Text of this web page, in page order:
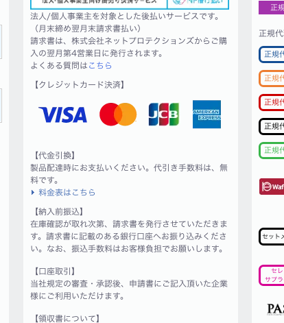
法人/個人事業主を対象とした後払いサービスです。
（月末締め翌月末請求書払い）
請求書は、株式会社ネットプロテクションズからご購
入の翌月第4営業日に発行されます。
よくある質問は こちら
【クレジットカード決済】
【代金引換】
製品配達時にお支払いください。代引き手数料は、無
料です。
料金表はこちら
【納入前振込】
在庫確認が取れ次第、請求書を発行させていただきま
す。請求書に記載のある銀行口座へお振り込みくださ
い。なお、振込手数料はお客様負担でお願いします。
【口座取引】
当社規定の審査・承認後、申請書にご記入頂いた企業
様にご利用いただけます。
【領収書について】
正
正規
正規
正規
正規
正規
正規
セット
セ
サプ